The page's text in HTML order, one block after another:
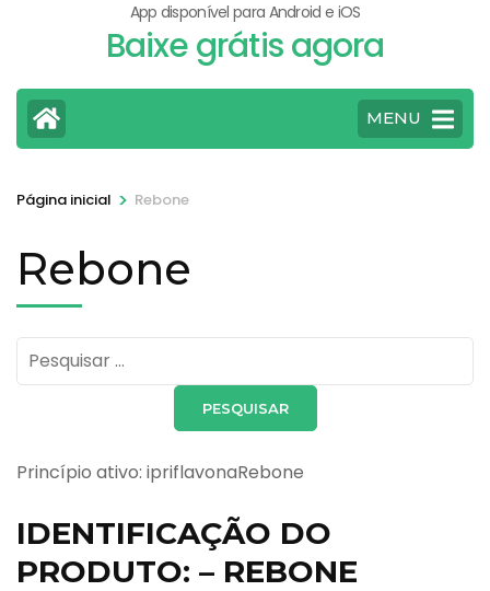
App disponível para Android e iOS
Baixe grátis agora
MENU
Página inicial > Rebone
Rebone
Pesquisar
por:
Princípio ativo: ipriflavonaRebone
IDENTIFICAÇÃO DO
PRODUTO: – REBONE